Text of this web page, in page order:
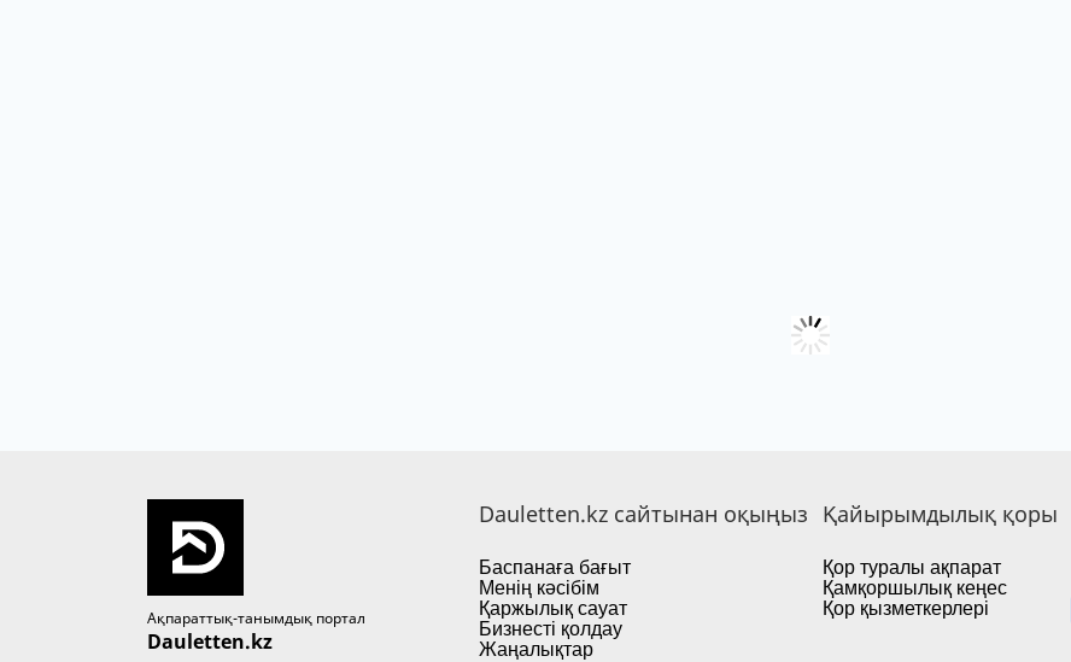
Ақпараттық-танымдық портал
Dauletten.kz
Dauletten.kz сайтынан оқыңыз
Баспанаға бағыт
Менің кәсібім
Қаржылық сауат
Бизнесті қолдау
Жаңалықтар
Қайырымдылық қоры
Қор туралы ақпарат
Қамқоршылық кеңес
Қор қызметкерлері